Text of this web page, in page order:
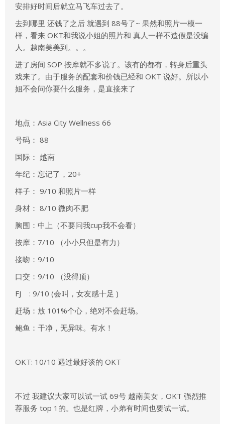
安排好时间后就立马飞车过去了。
去到哪里 还钱了之后 就遇到 88号了~ 果然和照片一模一
样，看来 OKT和我说小姐的照片和 真人一样不造假是没骗
人。越南美美到。。。
进了房间 SOP 按摩就不多说了。该有的都有，转身后重头
戏来了。由于服务的配套和价钱已经和 OKT 说好。所以小
姐不会问你要什么服务，是直接来了
地点：Asia City Wellness 66
号码： 88
国际： 越南
年纪：忘记了，20+
样子： 9/10 和照片一样
身材： 8/10 微肉不肥
胸围：中上（不要问我cup我不会看）
按摩：7/10 （小小只但是有力）
接吻：9/10
口交：9/10 （没得顶）
FJ : 9/10 (会叫，女友感十足 )
赶场：放 101%个心，绝对不会赶场。
鲍鱼：干净，无异味。有水！
OKT: 10/10 遇过最好谈的 OKT
不过 我建议大家可以试一试 69号 越南美女，OKT 强烈推
荐服务 top 1的。也是红牌，小弟有时间也要试一试。